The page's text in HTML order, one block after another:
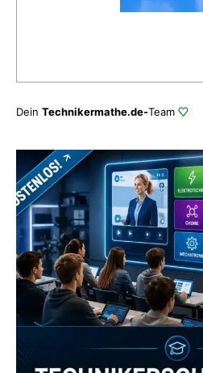
Dein Technikermathe.de-Team
Zum